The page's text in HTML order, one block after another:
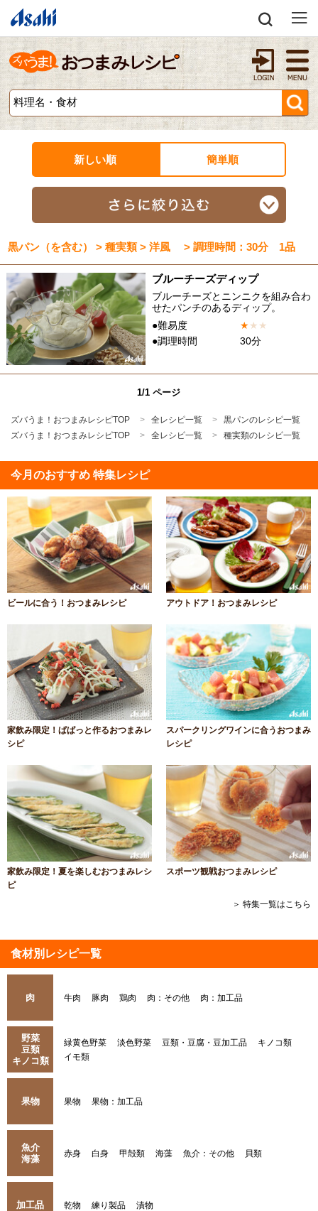
新しい順 簡単順
黒パン（を含む） > 種実類 > 洋風 > 調理時間：30分 1品
ブルーチーズディップ
ブルーチーズとニンニクを組み合わ
せたパンチのあるディップ。
●難易度
★★ ★
●調理時間
30分
1/1 ページ
ズバうま！おつまみレシピTOP 全レシピ一覧
黒パンのレシピ一覧
ズバうま！おつまみレシピTOP
全レシピ一覧 種実類のレシピ一覧
今月のおすすめ 特集レシピ
ビールに合う！おつまみレシピ アウトドア！おつまみレシピ
家飲み限定！ぱぱっと作るおつまみレ
シピ
スパークリングワインに合うおつまみ
レシピ
家飲み限定！夏を楽しむおつまみレシ
ピ
スポーツ観戦おつまみレシピ
＞ 特集一覧はこちら
食材別レシピ一覧
肉 牛肉 豚肉 鶏肉 肉：その他 肉：加工品
野菜
豆類
キノコ類
緑黄色野菜 淡色野菜 豆類・豆腐・豆加工品
キノコ類
イモ類
果物 果物 果物：加工品
魚介
海藻
赤身 白身 甲殻類 海藻 魚介：その他 貝類
加工品 乾物 練り製品 漬物